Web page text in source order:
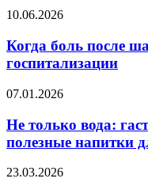
на
2026
Когда
после
шашлыка
требует
10.06.2026
Когда боль после
госпитализации
Не
вода:
гастроэнтеролог
назвал
полезные
07.01.2026
Не только вода:
полезные напитки
Бьянку
23.03.2026